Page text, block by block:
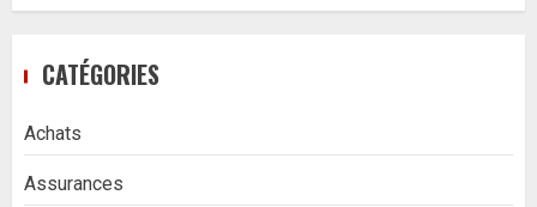
CATÉGORIES
Achats
Assurances